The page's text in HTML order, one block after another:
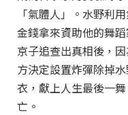
「氣體人」。水野利
金錢拿來資助他的舞
京子追查出真相後，
方決定設置炸彈除掉
衣，獻上人生最後一
亡。